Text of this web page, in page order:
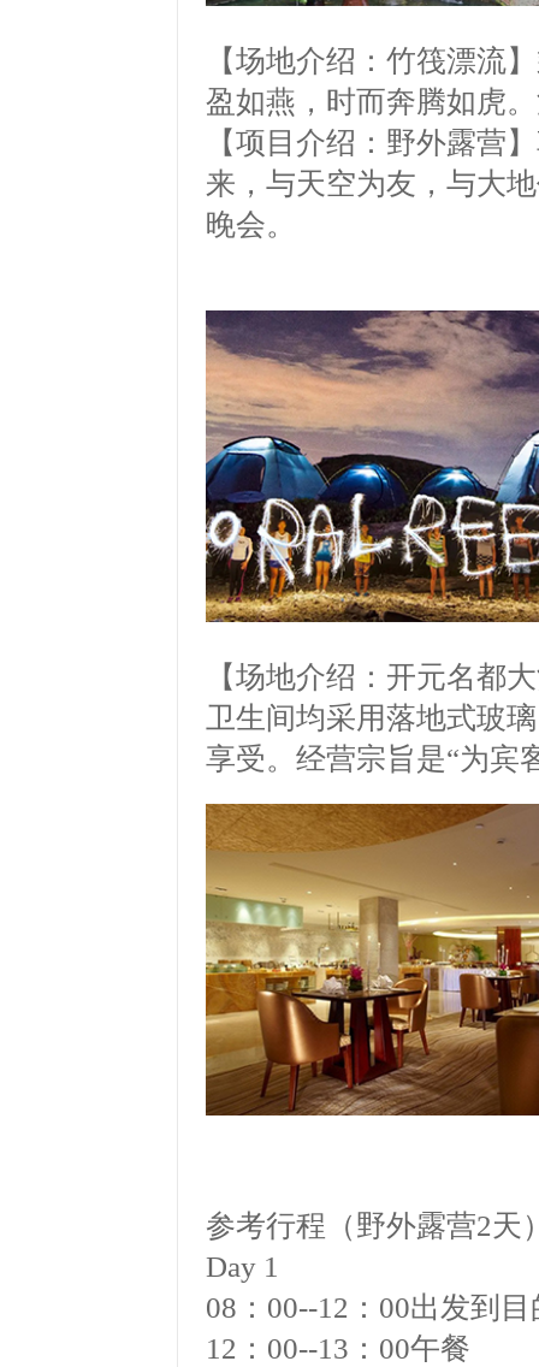
【场地介绍：竹筏漂流】
盈如燕，时而奔腾如虎。
【项目介绍：野外露营】
来，与天空为友，与大
晚会。
【场地介绍：开元名都
卫生间均采用落地式玻
享受。 经营宗旨是“为宾
参考行程（野外露营2天
Day 1
08 ： 00--12 ： 00出发到目
12 ： 00--13 ： 00午餐